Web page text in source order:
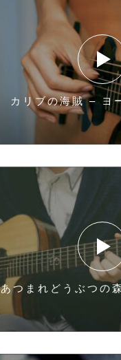
カリブの海賊 – ヨ
あつまれどうぶつの